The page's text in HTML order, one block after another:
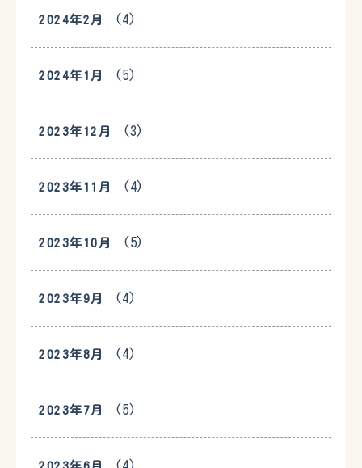
2024年2月 (4)
2024年1月 (5)
2023年12月 (3)
2023年11月 (4)
2023年10月 (5)
2023年9月 (4)
2023年8月 (4)
2023年7月 (5)